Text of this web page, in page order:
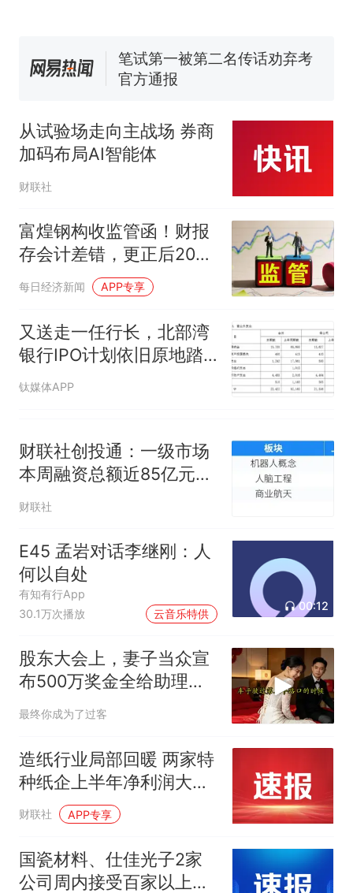
已叫停招聘，成立调查组全面
核查
笔试第一被第二名传话劝弃考
官方通报
因老师一句“跟我回家”改写了
人生
从试验场走向主战场 券商
加码布局AI智能体
财联社
富煌钢构收监管函！财报
存会计差错，更正后2025
年三季报营收调减超4亿
每日经济新闻 APP专享
又送走一任行长，北部湾
银行IPO计划依旧原地踏
步
钛媒体APP
财联社创投通：一级市场
本周融资总额近85亿元环
比降七成，帕西尼再获10
财联社
E45 孟岩对话李继刚：人
何以自处
有知有行App
30.1万次播放
云音乐特供
00:12
股东大会上，妻子当众宣
布500万奖金全给助理，
我起身离去，她急忙拦住
最终你成为了过客
造纸行业局部回暖 两家特
种纸企上半年净利润大幅
增长|财报解读
财联社 APP专享
国瓷材料、仕佳光子2家
公司周内接受百家以上机